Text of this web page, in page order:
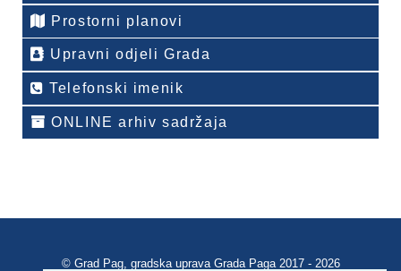
Prostorni planovi
Upravni odjeli Grada
Telefonski imenik
ONLINE arhiv sadržaja
© Grad Pag, gradska uprava Grada Paga 2017 - 2026